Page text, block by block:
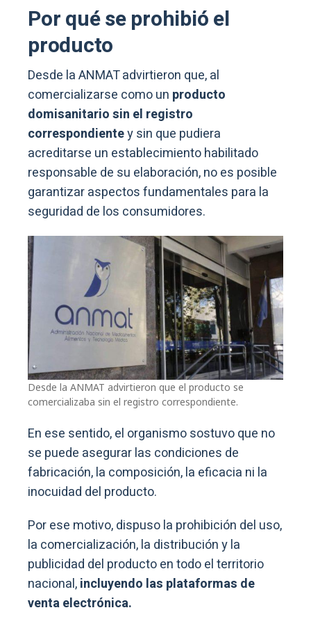
Por qué se prohibió el
producto
Desde la ANMAT advirtieron que, al
comercializarse como un producto
domisanitario sin el registro
correspondientey sin que pudiera
acreditarse un establecimiento habilitado
responsable de su elaboración, no es posible
garantizar aspectos fundamentales para la
seguridad de los consumidores.
Desde la ANMAT advirtieron que el producto se
comercializaba sin el registro correspondiente.
En ese sentido, el organismo sostuvo que no
se puede asegurar las condiciones de
fabricación, la composición, la eficacia ni la
inocuidad del producto.
Por ese motivo, dispuso la prohibición del uso,
la comercialización, la distribución y la
publicidad del producto en todo el territorio
nacional,incluyendo las plataformas de
venta electrónica.